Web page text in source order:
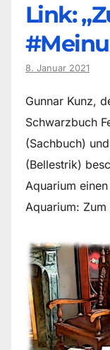
Link:
8. Januar 2021
Gunnar Kunz,
Schwarzbuch
(Sachbuch)
(Bellestrik)
Aquarium
Aquarium: